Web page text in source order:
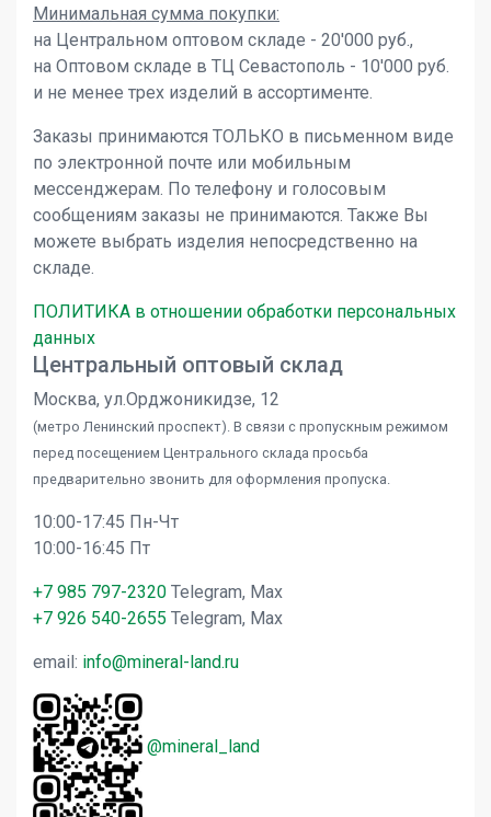
Минимальная сумма покупки:
на Центральном оптовом складе - 20'000 руб.,
на Оптовом складе в ТЦ Севастополь - 10'000 руб.
и не менее трех изделий в ассортименте.
Заказы принимаются ТОЛЬКО в письменном виде
по электронной почте или мобильным
мессенджерам. По телефону и голосовым
сообщениям заказы не принимаются. Также Вы
можете выбрать изделия непосредственно на
складе.
ПОЛИТИКА в отношении обработки персональных
данных
Центральный оптовый склад
Москва, ул.Орджоникидзе, 12
(метро Ленинский проспект). В связи с пропускным режимом
перед посещением Центрального склада просьба
предварительно звонить для оформления пропуска.
10:00-17:45 Пн-Чт
10:00-16:45 Пт
+7 985 797-2320 Telegram, Max
+7 926 540-2655 Telegram, Max
email: info@mineral-land.ru
@mineral_land